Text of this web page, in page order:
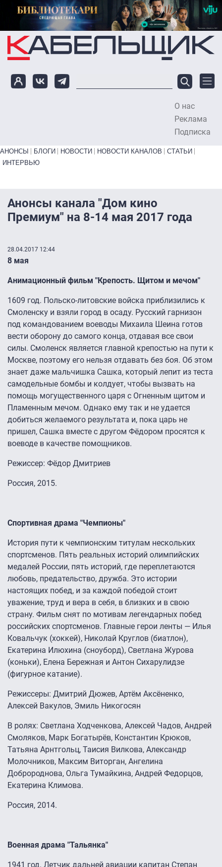
Перейти к основному содержанию
О нас
Реклама
Подписка
Primary links bottom
АНОНСЫ БЛОГИ НОВОСТИ НОВОСТИ КАНАЛОВ
СТАТЬИ
ИНТЕРВЬЮ
Анонсы канала "Дом кино
Премиум" на 8-14 мая 2017 года
28.04.2017 12:44
8 мая
Анимационный фильм "Крепость. Щитом и мечом"
1609 год. Польско-литовские войска приблизились к
Смоленску и взяли город в осаду. Русский гарнизон
под командованием воеводы Михаила Шеина готов
вести оборону до самого конца, отдавая все свои
силы. Смоленск является главной крепостью на пути к
Москве, поэтому его нельзя отдавать без боя. Об этом
знает даже мальчишка Сашка, который лепит из теста
самодельные бомбы и колдует, чтобы вызвать на
помощь могущественного царя с Огненным щитом и
Пламенным мечом. Однако ему так и не удается
добиться желаемого результата и, пока царь не
пришел, Сашка вместе с другом Фёдором просятся к
воеводе в качестве помощников.
Режиссер: Фёдор Дмитриев
Россия, 2015.
Спортивная драма "Чемпионы"
История пути к чемпионским титулам нескольких
спортсменов. Пять реальных историй олимпийских
медалей России, пять историй, где переплетаются
любовь, предательство, дружба. Это истории
настоящих побед, и за каждой победой стоит
уважение, труд и вера в себя, в близких и в свою
страну. Фильм снят по мотивам легендарных побед
российских спортсменов. Главные герои ленты — Илья
Ковальчук (хоккей), Николай Круглов (биатлон),
Екатерина Илюхина (сноуборд), Светлана Журова
(коньки), Елена Бережная и Антон Сихарулидзе
(фигурное катание).
Режиссеры: Дмитрий Дюжев, Артём Аксёненко,
Алексей Вакулов, Эмиль Никогосян
В ролях: Светлана Ходченкова, Алексей Чадов, Андрей
Смоляков, Марк Богатырёв, Константин Крюков,
Татьяна Арнтгольц, Таисия Вилкова, Александр
Молочников, Максим Виторган, Ангелина
Добророднова, Ольга Тумайкина, Андрей Федорцов,
Екатерина Климова.
Россия, 2014.
Военная драма "Тальянка"
1941 год. Летчик дальней авиации капитан Степан